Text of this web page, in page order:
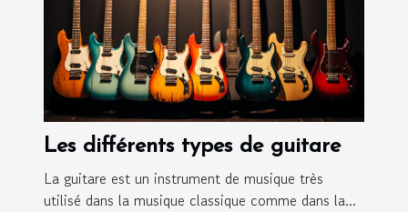
Les différents types de guitare
La guitare est un instrument de musique très
utilisé dans la musique classique comme dans la...